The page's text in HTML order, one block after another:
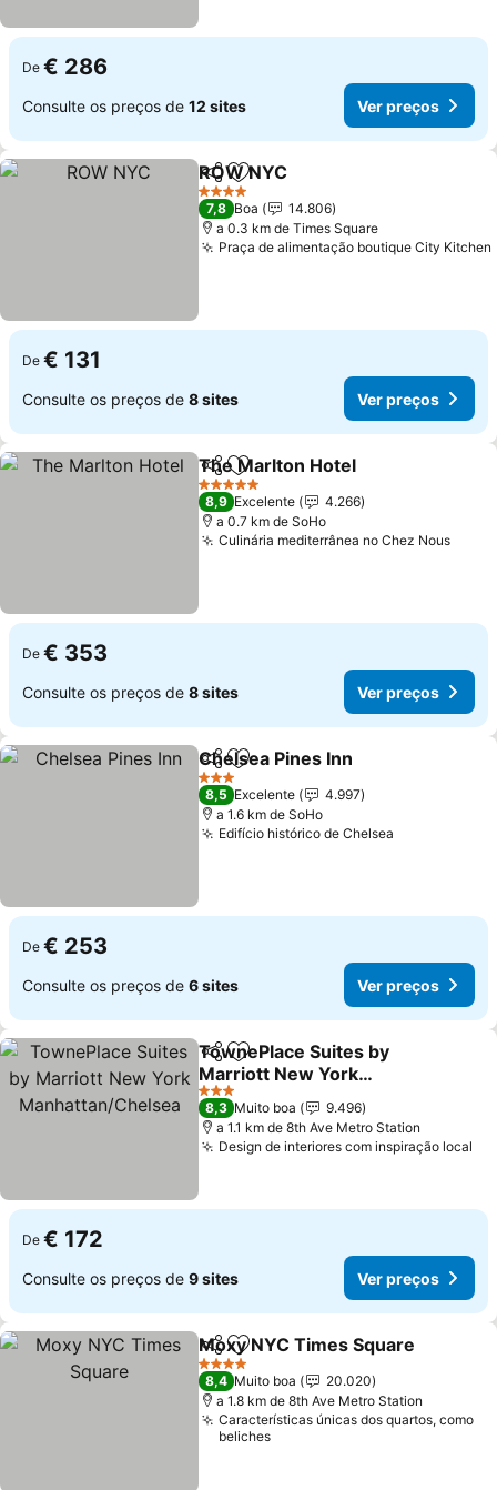
De € 286
Consulte os preços de 12 sites Ver preços
PartilharAdicionar aos favoritos
ROW NYC
4 Estrelas
7,8 Boa
14.806
a 0.3 km de Times Square
Praça de alimentação boutique City Kitchen
De € 131
Consulte os preços de 8 sites Ver preços
PartilharAdicionar aos favoritos
The Marlton Hotel
5 Estrelas
8,9 Excelente
4.266
a 0.7 km de SoHo
Culinária mediterrânea no Chez NousVer
De € 353
Consulte os preços de 8 sites Ver preços
PartilharAdicionar aos favoritos
Chelsea Pines Inn
3 Estrelas
8,5 Excelente
4.997
a 1.6 km de SoHo
Edifício histórico de Chelsea
De € 253
Consulte os preços de 6 sites Ver preços
PartilharAdicionar aos favoritos
TownePlace Suites by
Marriott New York
Manhattan/Chelsea
Ver preços
3 Estrelas
8,3 Muito boa
9.496
a 1.1 km de 8th Ave Metro Station
Design de interiores com inspiração local
De € 172
Consulte os preços de 9 sites Ver preços
PartilharAdicionar aos favoritos
Moxy NYC Times Square
4 Estrelas
8,4 Muito boa
20.020
a 1.8 km de 8th Ave Metro Station
Características únicas dos quartos, como
beliches